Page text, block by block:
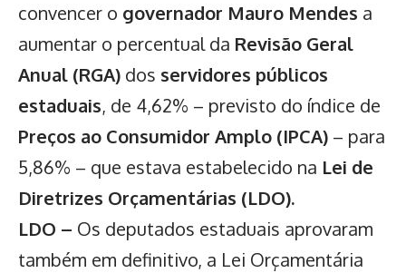
convencer o governador Mauro Mendes a
aumentar o percentual da Revisão Geral
Anual (RGA) dos servidores públicos
estaduais, de 4,62% – previsto do índice de
Preços ao Consumidor Amplo (IPCA) – para
5,86% – que estava estabelecido na Lei de
Diretrizes Orçamentárias (LDO).
LDO – Os deputados estaduais aprovaram
também em definitivo, a Lei Orçamentária